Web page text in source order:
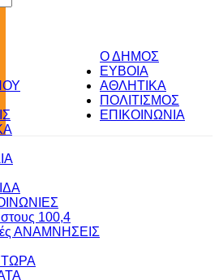
Ο ΔΗΜΟΣ
100,4
ΑΝΑΜΝΗΣΕΙΣ
ΤΩΡΑ
ΕΥΒΟΙΑ
ΑΘΛΗΤΙΚΑ
ΠΟΛΙΤΙΣΜΟΣ
ΕΠΙΚΟΙΝΩΝΙΑ